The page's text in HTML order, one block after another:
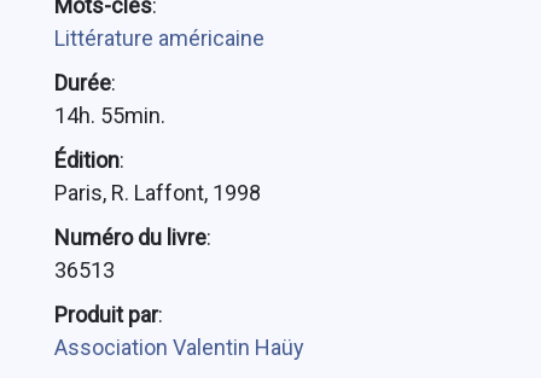
Mots-clés:
Littérature américaine
Durée:
14h. 55min.
Édition:
Paris, R. Laffont, 1998
Numéro du livre:
36513
Produit par:
Association Valentin Haüy